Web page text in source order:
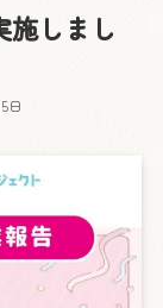
施しまし
日